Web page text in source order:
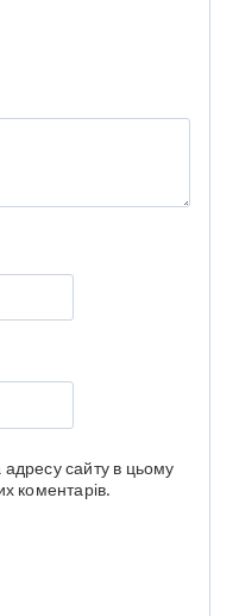
сайту в цьому
коментарів.